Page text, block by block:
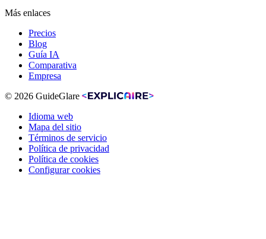
Más enlaces
Precios
Blog
Guía IA
Comparativa
Empresa
© 2026 GuideGlare
Idioma web
Mapa del sitio
Términos de servicio
Política de privacidad
Política de cookies
Configurar cookies